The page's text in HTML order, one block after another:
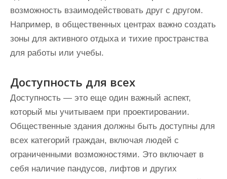
возможность взаимодействовать друг с другом.
Например, в общественных центрах важно создать
зоны для активного отдыха и тихие пространства
для работы или учебы.
Доступность для всех
Доступность — это еще один важный аспект,
который мы учитываем при проектировании.
Общественные здания должны быть доступны для
всех категорий граждан, включая людей с
ограниченными возможностями. Это включает в
себя наличие пандусов, лифтов и других